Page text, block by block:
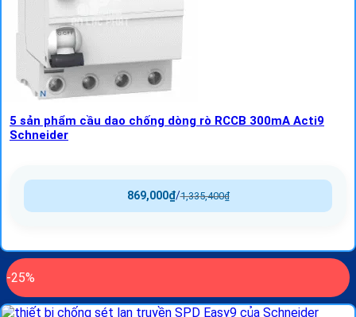
5 sản phẩm cầu dao chống dòng rò RCCB 300mA Acti9
Schneider
1,335,400₫
/
869,000₫
-25%